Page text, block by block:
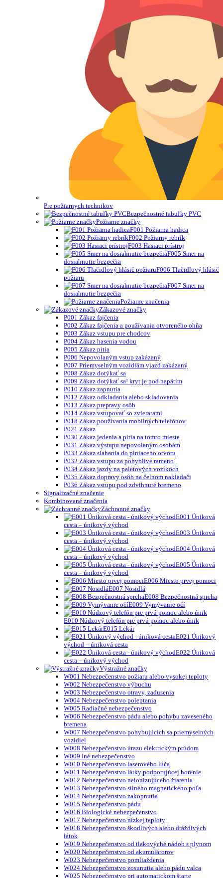
Pre požiarnych technikov
Bezpečnostné tabuľky PVC
Požiarne značky
F001 Požiarna hadica
F002 Požiarny rebrík
F003 Hasiaci prístroj
F005 Smer na
dosiahnutie bezpečia
F006 Tlačidlový hlásič
požiaru
F007 Smer na
dosiahnutie bezpečia
Požiarne značenia
Zákazové značky
P001 Zákaz fajčenia
P002 Zákaz fajčenia a používania otvoreného ohňa
P003 Zákaz vstupu pre chodcov
P004 Zákaz hasenia vodou
P005 Zákaz pitia
P006 Nepovolaným vstup zakázaný
P007 Priemyselným vozidlám vjazd zakázaný
P008 Zákaz dotýkať sa
P009 Zákaz dotýkať sa! kryt je pod napätím
P010 Zákaz zapnutia
P012 Zákaz odkladania alebo skladovania
P013 Zákaz prepravy osôb
P014 Zákaz vstupovať so zvieratami
P018 Zákaz používania mobilných telefónov
P021 Zákaz
P030 Zákaz jedenia a pitia na tomto mieste
P031 Zákaz výstupu nepovolaným osobám
P033 Zákaz siahania do plniaceho otvoru
P032 Zákaz vstupu za pohyblivé rameno
P034 Zákaz jazdy na paletových vozíkoch
P035 Zákaz dopravy osôb na čelnom nakladači
P036 Zákaz vstupu pod zdvihnuté bremeno
Signalizačné značenie
Kombinované značenia
Záchranné značky
E001 Úniková
cesta – únikový východ
E003 Úniková
cesta – únikový východ
E004 Úniková
cesta – únikový východ
E005 Ůniková
cesta – únikový východ
E006 Miesto prvej pomoci
E007 Nosidlá
E008 Bezpečnostná sprcha
E009 Vymývanie očí
E010 Núdzový telefón pre prvú pomoc alebo únik
E015 Lekár
E021 Únikový
východ – úniková cesta
E022 Úniková
cesta – únikový východ
Výstražné značky
W001 Nebezpečenstvo požiaru alebo vysokej teploty
W002 Nebezpečenstvo výbuchu
W003 Nebezpečenstvo otravy, zadusenia
W004 Nebezpečenstvo poleptania
W005 Radiačné nebezpečenstvo
W006 Nebezpečenstvo pádu alebo pohybu zaveseného
bremena
W007 Nebezpečenstvo pohybujúcich sa priemyselných
vozidiel
W008 Nebezpečenstvo úrazu elektrickým prúdom
W009 Iné nebezpečenstvo
W010 Nebezpečenstvo laserového lúča
W011 Nebezpečenstvo látky podporujúcej horenie
W012 Nebezpečenstvo neionizujúceho žiarenia
W013 Nebezpečenstvo silného magnetického poľa
W014 Nebezpečenstvo zakopnutia
W015 Nebezpečenstvo pádu
W016 Biologické nebezpečenstvo
W017 Nebezpečenstvo nízkej teploty
W018 Nebezpečenstvo škodlivých alebo dráždivých
látok
W019 Nebezpečenstvo od tlakovýché nádob s plynom
W020 Nebezpečenstvo od akumulátorov
W023 Nebezpečenstvo pomliaždenia
W024 Nebezpečenstvo zosunutia alebo pádu valca
W025 Nebezpečenstvo pri automatickom štarte